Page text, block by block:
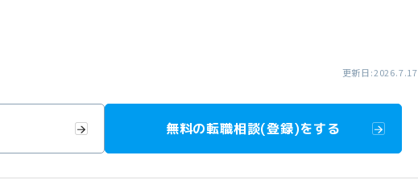
更新日:2026.7.17
無料の転職相談(登録)をする